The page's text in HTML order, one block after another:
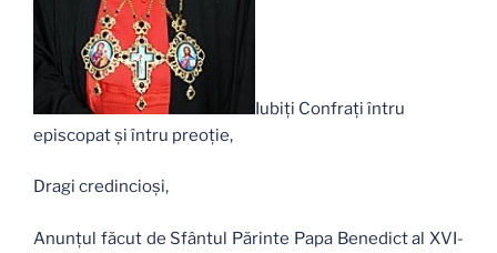
Iubiţi Confraţi întru
episcopat şi întru preoţie,
Dragi credincioşi,
Anunţul făcut de Sfântul Părinte Papa Benedict al XVI-